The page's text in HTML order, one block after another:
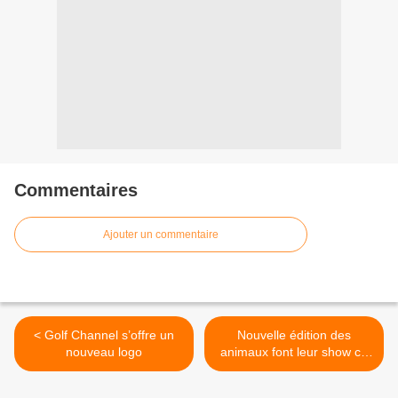
Commentaires
Ajouter un commentaire
< Golf Channel s’offre un
nouveau logo
Nouvelle édition des
animaux font leur show ce
soir sur NRJ 12 >